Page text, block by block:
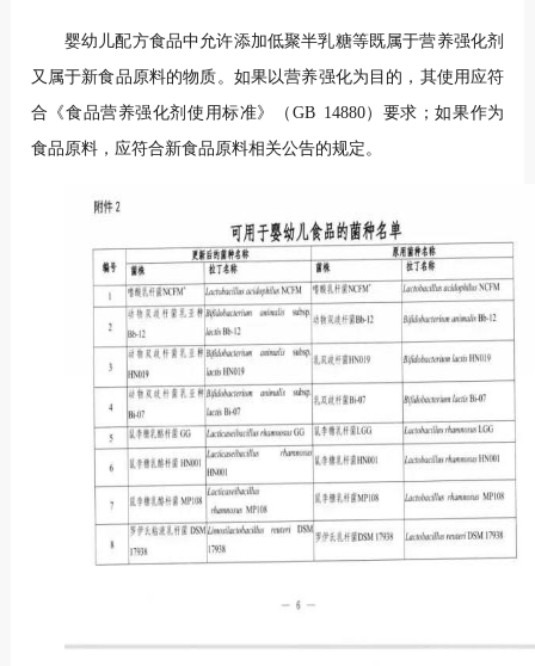
婴幼儿配方食品中允许添加低聚半乳糖等既属于营养强化剂
又属于新食品原料的物质。如果以营养强化为目的，其使用应符
合《食品营养强化剂使用标准》（GB 14880）要求；如果作为
食品原料，应符合新食品原料相关公告的规定。